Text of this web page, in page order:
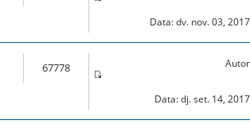
Data: dv. nov. 03,
67778
Data: dj. set. 14,